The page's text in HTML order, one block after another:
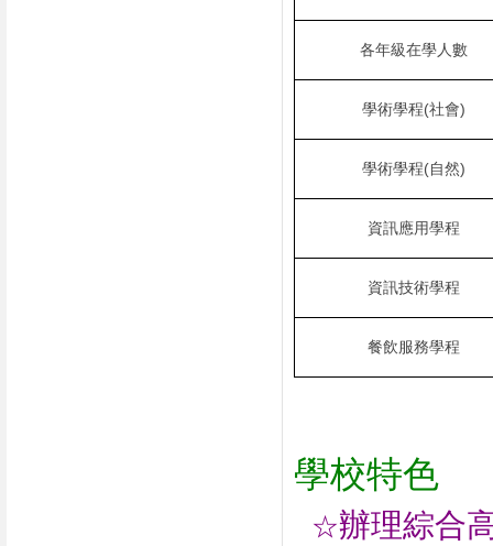
各年級在學人數
學術學程(社會)
學術學程(自然)
資訊應用學程
資訊技術學程
餐飲服務學程
學校特色
☆辦理綜合